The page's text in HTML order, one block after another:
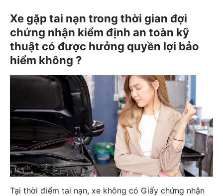
Xe gặp tai nạn trong thời gian đợi
chứng nhận kiểm định an toàn kỹ
thuật có được hưởng quyền lợi bảo
hiểm không ?
Tại thời điểm tai nạn, xe không có Giấy chứng nhận